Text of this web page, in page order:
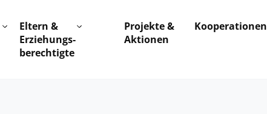
Eltern &
Erziehungs-
berechtigte
Projekte &
Aktionen
Kooperationen